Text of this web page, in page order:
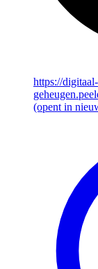
https://digitaal-
(opent in